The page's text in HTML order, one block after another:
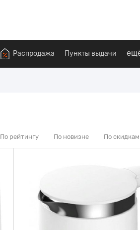
Распродажа Пункты выдачи
По рейтингу По новизне По скидкам